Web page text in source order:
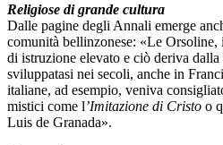
Religiose di grande cultura
Dalle pagine degli Annali emerge
comunità bellinzonese: «Le
di istruzione elevato e ciò deriva
sviluppatasi nei secoli, anche in
italiane, ad esempio, veniva
mistici come l’Imitazione di Cristo o
Luis de Granada».